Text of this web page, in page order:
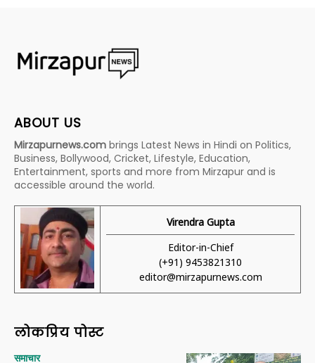
ABOUT US
Mirzapurnews.com brings Latest News in Hindi on Politics,
Business, Bollywood, Cricket, Lifestyle, Education,
Entertainment, sports and more from Mirzapur and is
accessible around the world.
Virendra Gupta
Editor-in-Chief
(+91) 9453821310
editor@mirzapurnews.com
लोकप्रिय पोस्ट
समाचार